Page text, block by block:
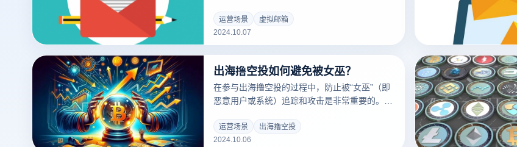
的同时接收和发送电子邮件。临时电子邮件用于
短期目的，通常具有较短的有效期，专门设计用
于接收一次性电子邮件，如注册确定或验证码。
和功能特征，可以有效判断电子邮件是虚拟电子
邮件还是临时电子邮件。接下来，我们将详细介
绍如何识别和区分这两种电子邮件类型，以便用
运营场景
虚拟邮箱
2024.10.07
出海撸空投如何避免被女巫？
在参与出海撸空投的过程中，防止被“女巫”（即
恶意用户或系统）追踪和攻击是非常重要的。女
止某些客户的参与。因此，采取相应的保护措施
可以帮助保护您的帐户安全和隐私。接下来，我
运营场景
出海撸空投
2024.10.06